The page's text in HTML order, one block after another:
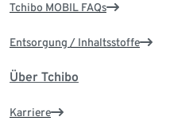
Tchibo MOBIL FAQs
Entsorgung / Inhaltsstoffe
Über Tchibo
Karriere